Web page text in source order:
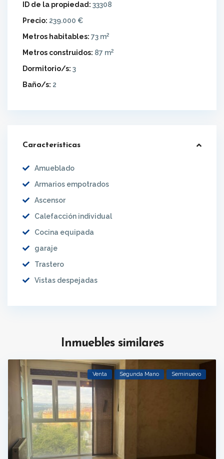
ID de la propiedad: 33308
Precio: 239.000 €
Metros habitables: 73 m2
Metros construidos: 87 m2
Dormitorio/s: 3
Baño/s: 2
Características
Amueblado
Armarios empotrados
Ascensor
Calefacción individual
Cocina equipada
garaje
Trastero
Vistas despejadas
Inmuebles similares
Venta Segunda Mano Seminuevo